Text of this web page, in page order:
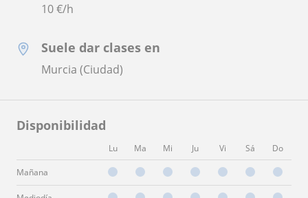
10€/h
Suele dar clases en
Murcia (Ciudad)
Disponibilidad
Lu Ma Mi Ju Vi Sá Do
Mañana